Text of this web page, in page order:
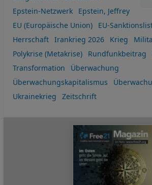
Epstein-Netzwerk
Epstein, Jeffrey
EU (Europäische Union)
EU-
Herrschaft
Irankrieg 2026 Krieg
Polykrise (Metakrise)
Rundfunkbeitrag
Transformation
Überwachung
Überwachungskapitalismus
Ukrainekrieg
Zeitschrift